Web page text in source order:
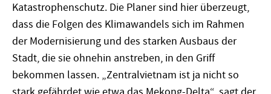
Katastrophenschutz. Die Planer sind hier überzeugt,
dass die Folgen des Klimawandels sich im Rahmen
der Modernisierung und des starken Ausbaus der
Stadt, die sie ohnehin anstreben, in den Griff
bekommen lassen. „Zentralvietnam ist ja nicht so